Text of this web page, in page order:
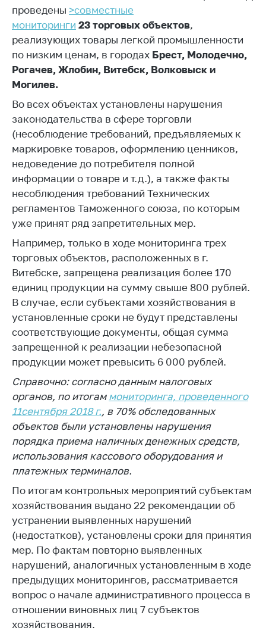
Официальные
геральдические
символы
5 лет МАРТ
Деятельность
Ценовая политика
Антимонопольное
регулирование и
конкуренция
Торговля и услуги
Регулирование и
контроль закупок
Защита прав
Регулирование
рекламной
деятельности
Международное
сотрудничество
Применение мер
нетарифного
регулирования
Биржевая торговля
Выставочная
деятельность в
Республике
Беларусь
Защита
персональных
данных
Новости
Обратиться в МАРТ
Личный прием
граждан и юр. лиц
Прямaя телефоннaя
линия
Горячая линия
проведены >совместные
мониторинги 23торговых объектов,
реализующих товары легкой промышленности
по низким ценам, в городах Брест, Молодечно,
Рогачев, Жлобин, Витебск, Волковыск и
Могилев.
Во всех объектах установлены нарушения
законодательства в сфере торговли
(несоблюдение требований, предъявляемых к
маркировке товаров, оформлению ценников,
недоведение до потребителя полной
информации о товаре и т.д.), а также факты
несоблюдения требований Технических
регламентов Таможенного союза, по которым
уже принят ряд запретительных мер.
Например, только в ходе мониторинга трех
торговых объектов, расположенных в г.
Витебске, запрещена реализация более 170
единиц продукции на сумму свыше 800 рублей.
В случае, если субъектами хозяйствования в
установленные сроки не будут представлены
соответствующие документы, общая сумма
запрещенной к реализации небезопасной
продукции может превысить 6 000 рублей.
Справочно: согласно данным налоговых
органов, по итогаммониторинга, проведенного
11сентября 2018 г., в 70% обследованных
объектов были установлены нарушения
порядка приема наличных денежных средств,
использования кассового оборудования и
платежных терминалов.
По итогам контрольных мероприятий субъектам
хозяйствования выдано 22 рекомендации об
устранении выявленных нарушений
(недостатков), установлены сроки для принятия
мер. По фактам повторно выявленных
нарушений, аналогичных установленным в ходе
предыдущих мониторингов, рассматривается
вопрос о начале административного процесса в
отношении виновных лиц 7 субъектов
хозяйствования.